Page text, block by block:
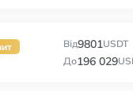
Від9801USDT
До196 029